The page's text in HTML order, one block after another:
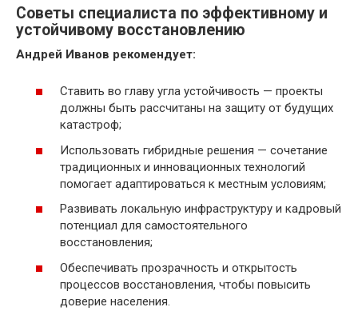
Советы специалиста по эффективному и
устойчивому восстановлению
Андрей Иванов рекомендует:
Ставить во главу угла устойчивость — проекты
должны быть рассчитаны на защиту от будущих
катастроф;
Использовать гибридные решения — сочетание
традиционных и инновационных технологий
помогает адаптироваться к местным условиям;
Развивать локальную инфраструктуру и кадровый
потенциал для самостоятельного
восстановления;
Обеспечивать прозрачность и открытость
процессов восстановления, чтобы повысить
доверие населения.